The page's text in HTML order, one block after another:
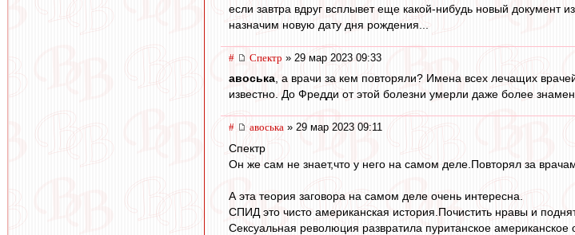
если завтра вдруг всплывет еще какой-нибудь новый
назначим новую дату дня рождения...
# Спектр » 29 мар 2023 09:33
авоська, а врачи за кем повторяли? Имена всех лечащих
известно. До Фредди от этой болезни умерли даже более
# авоська » 29 мар 2023 09:11
Спектр
Он же сам не знает,что у него на самом деле.Повторял за
А эта теория заговора на самом деле очень интересна.
СПИД это чисто американская история.Почистить нравы и
Сексуальная революция развратила пуританское американское